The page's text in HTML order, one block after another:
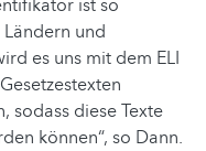
ist so
und
es uns mit dem ELI
sodass diese Texte
können“, so Dann.